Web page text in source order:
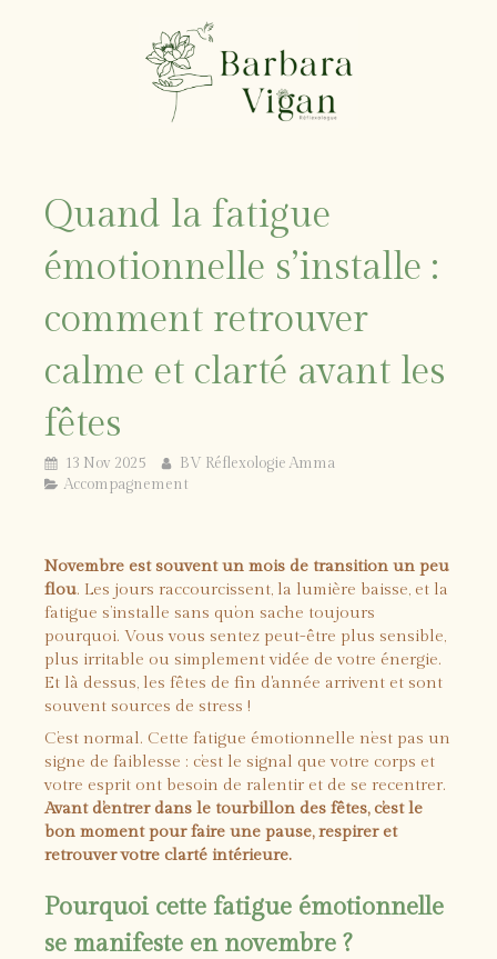
Quand la fatigue
émotionnelle s’installe :
comment retrouver
calme et clarté avant les
fêtes
13 Nov 2025
BV Réflexologie Amma
Accompagnement
Novembre est souvent un mois de transition un peu
flou. Les jours raccourcissent, la lumière baisse, et la
fatigue s’installe sans qu’on sache toujours
pourquoi. Vous vous sentez peut-être plus sensible,
plus irritable ou simplement vidée de votre énergie.
Et là dessus, les fêtes de fin d'année arrivent et sont
souvent sources de stress !
C’est normal. Cette fatigue émotionnelle n’est pas un
signe de faiblesse : c’est le signal que votre corps et
votre esprit ont besoin de ralentir et de se recentrer.
Avant d’entrer dans le tourbillon des fêtes, c’est le
bon moment pour faire une pause, respirer et
retrouver votre clarté intérieure.
Pourquoi cette fatigue émotionnelle
se manifeste en novembre ?